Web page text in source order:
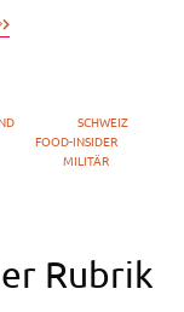
SCHWEIZ
FOOD-INSIDER
MILITÄR
Rubrik